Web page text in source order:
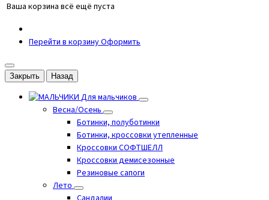
Ваша корзина всё ещё пуста
Перейти в корзинуОформить
Закрыть Назад
Для мальчиков
Весна/Осень
Ботинки, полуботинки
Ботинки, кроссовки утепленные
Кроссовки СОФТШЕЛЛ
Кроссовки демисезонные
Резиновые сапоги
Лето